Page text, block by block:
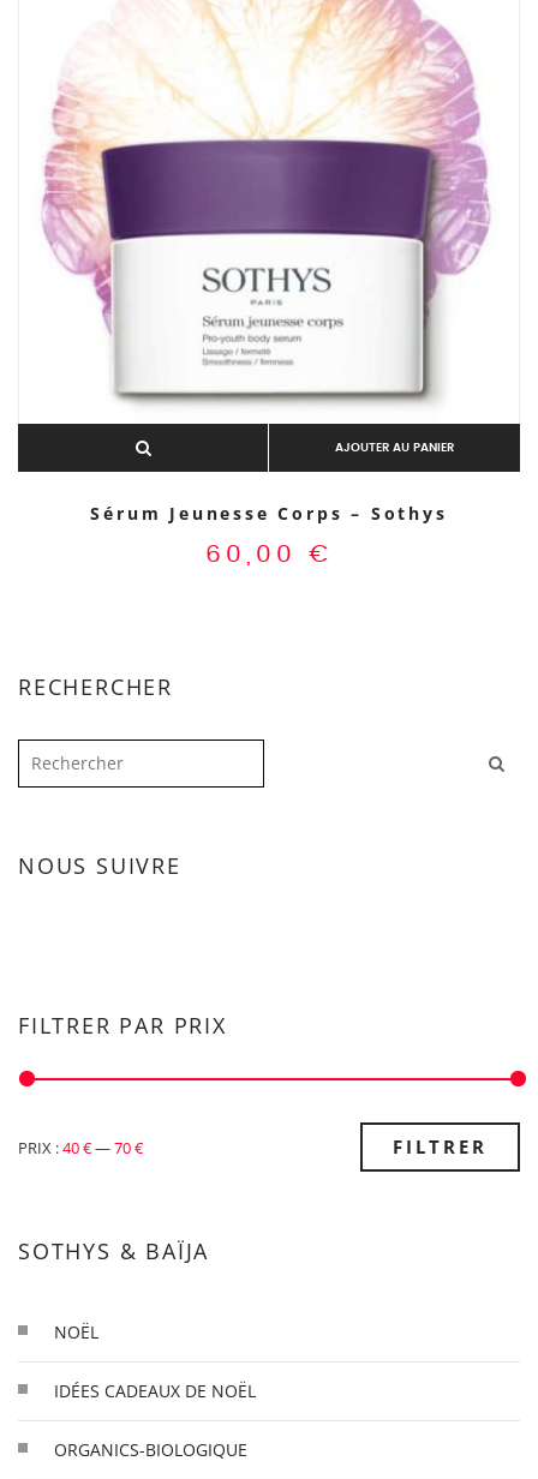
AJOUTER AU PANIER
Sérum Jeunesse Corps – Sothys
60,00 €
RECHERCHER
NOUS SUIVRE
FILTRER PAR PRIX
PRIX
PRIX
FILTRER
PRIX :40 €—70 €
SOTHYS & BAÏJA
NOËL
IDÉES CADEAUX DE NOËL
ORGANICS-BIOLOGIQUE